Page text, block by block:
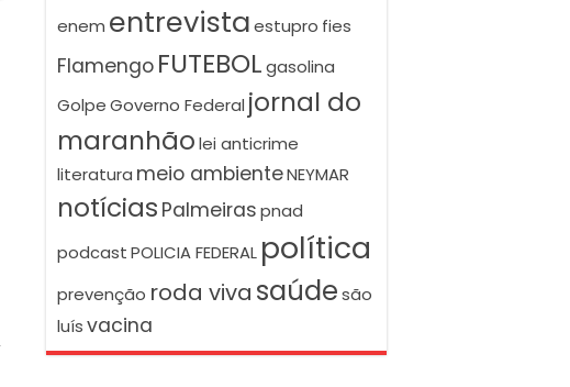
enem entrevistaestupro fies
Flamengo FUTEBOLgasolina
GolpeGoverno Federal jornal do
maranhãolei anticrime
literatura meio ambienteNEYMAR
notícias Palmeiraspnad
podcastPOLICIA FEDERAL política
prevenção roda viva saúdesão
luísvacina